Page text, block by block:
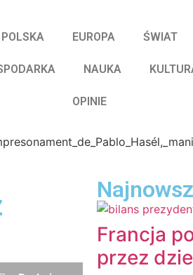
POLSKA EUROPA ŚWIAT
NAUKA
OPINIE
Francja
przez